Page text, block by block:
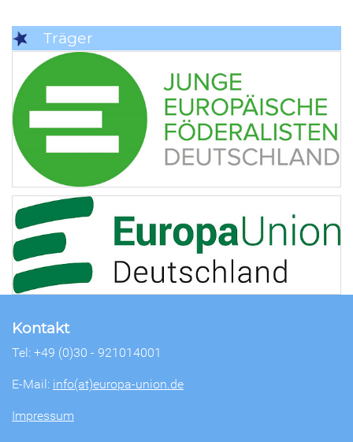
Träger
Kontakt
Tel: +49 (0)30 - 921014001
E-Mail: info(at)europa-union.de
Impressum